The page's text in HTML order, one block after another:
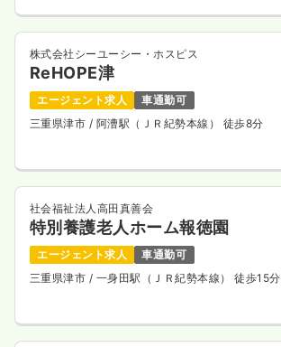
株式会社シーユーシー・ホスピス
ReHOPE津
エージェント求人
車通勤可
三重県津市 / 阿漕駅（ＪＲ紀勢本線） 徒歩8分
社会福祉法人高田真善会
特別養護老人ホーム報徳園
エージェント求人
車通勤可
三重県津市 / 一身田駅（ＪＲ紀勢本線） 徒歩15分